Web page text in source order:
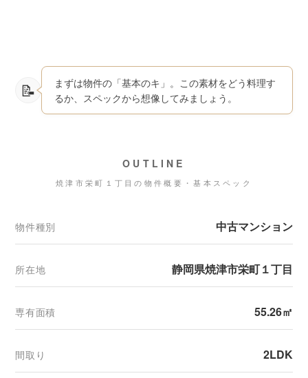
まずは物件の「基本のキ」。この素材をどう料理す
るか、スペックから想像してみましょう。
OUTLINE
焼津市栄町１丁目の物件概要・基本スペック
物件種別 中古マンション
所在地 静岡県焼津市栄町１丁目
専有面積 55.26㎡
間取り 2LDK